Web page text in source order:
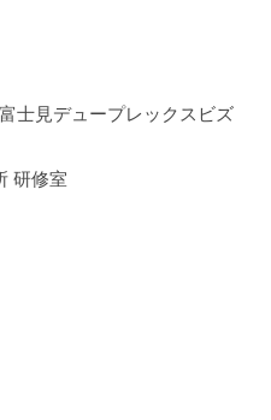
士見デュープレックスビズ
研修室